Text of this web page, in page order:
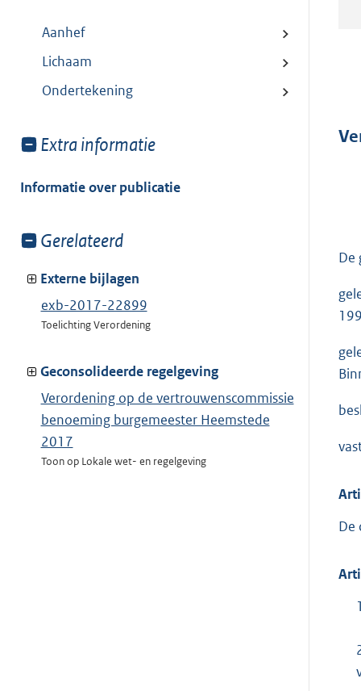
van:
Aanhef
Lichaam
Ondertekening
Toon
van:
Extra informatie
Informatie over publicatie
Toon
van:
Gerelateerd
Externe bijlagen
exb-2017-22899
Toelichting Verordening
Geconsolideerde regelgeving
Verordening op de vertrouwenscommissie
benoeming burgemeester Heemstede
2017
Toon op Lokale wet- en regelgeving
De
De